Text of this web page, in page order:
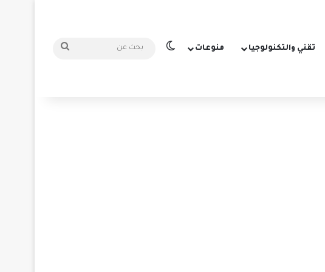
تقني والتكنولوجيا منوعات الوضع المظلم